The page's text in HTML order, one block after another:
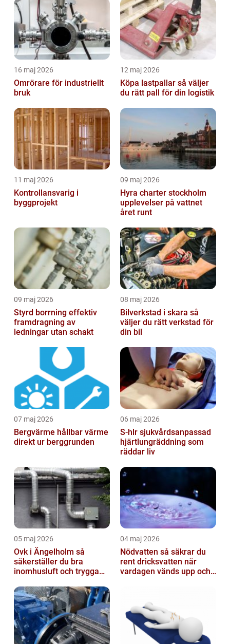
16 maj 2026
Omrörare för industriellt
bruk
12 maj 2026
Köpa lastpallar så väljer
du rätt pall för din logistik
11 maj 2026
Kontrollansvarig i
byggprojekt
09 maj 2026
Hyra charter stockholm
upplevelser på vattnet
året runt
09 maj 2026
Styrd borrning effektiv
framdragning av
ledningar utan schakt
08 maj 2026
Bilverkstad i skara så
väljer du rätt verkstad för
din bil
07 maj 2026
Bergvärme hållbar värme
direkt ur berggrunden
06 maj 2026
S-hlr sjukvårdsanpassad
hjärtlungräddning som
räddar liv
05 maj 2026
Ovk i Ängelholm så
säkerställer du bra
inomhusluft och trygga
04 maj 2026
Nödvatten så säkrar du
rent dricksvatten när
vardagen vänds upp och